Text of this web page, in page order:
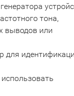
тона,
выводов или
для